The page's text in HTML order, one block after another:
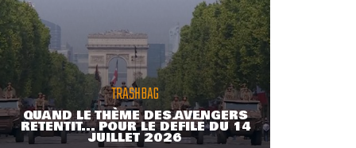
TRASHBAG
QUAND LE THÈME DES AVENGERS
RETENTIT... POUR LE DÉFILÉ DU 14
JUILLET 2026